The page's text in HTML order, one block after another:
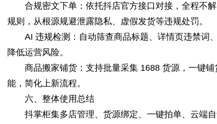
合规密文下单：依托抖店官方接口对接，全程不解
规则，从根源规避泄露隐私、虚假发货等违规处罚。
AI 违规检测：自动筛查商品标题、详情页违禁词
降低运营风险。
商品搬家铺货：支持批量采集 1688 货源，一键铺
能，简化上新流程。
六、整体使用总结
抖掌柜集多店管理、货源绑定、一键拍单、云端自